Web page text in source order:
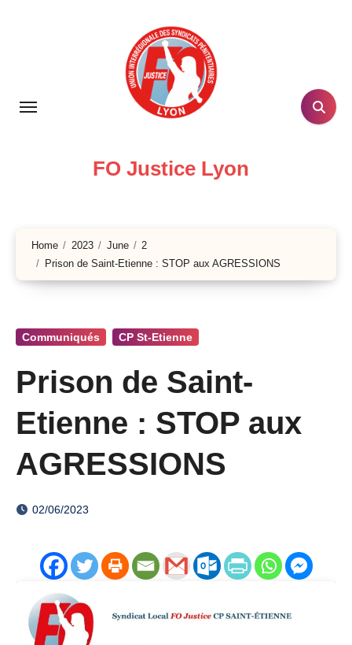
FO Justice Lyon
Home 2023 June
2
Prison de Saint-Etienne : STOP aux AGRESSIONS
Communiqués CP St-Etienne
Prison de Saint-
Etienne : STOP aux
AGRESSIONS
02/06/2023